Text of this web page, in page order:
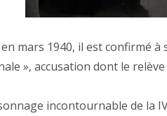
mars 1940, il est confirmé
», accusation dont le
incontournable de la